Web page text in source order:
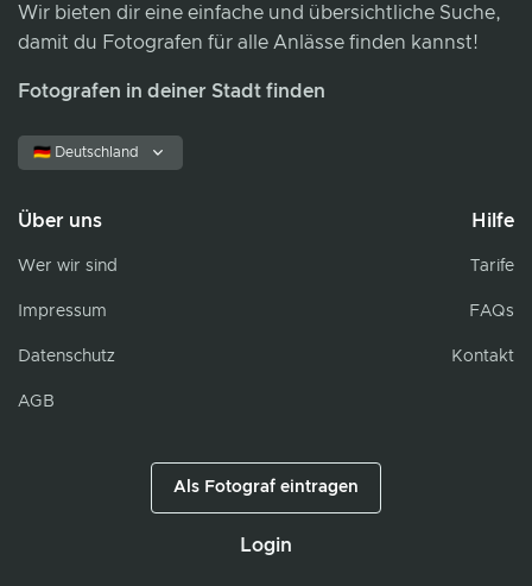
Wir bieten dir eine einfache und übersichtliche Suche,
damit du Fotografen für alle Anlässe finden kannst!
Fotografen in deiner Stadt finden
🇩🇪 Deutschland
Über uns
Wer wir sind
Impressum
Datenschutz
AGB
Hilfe
Tarife
FAQs
Kontakt
Als Fotograf eintragen
Login